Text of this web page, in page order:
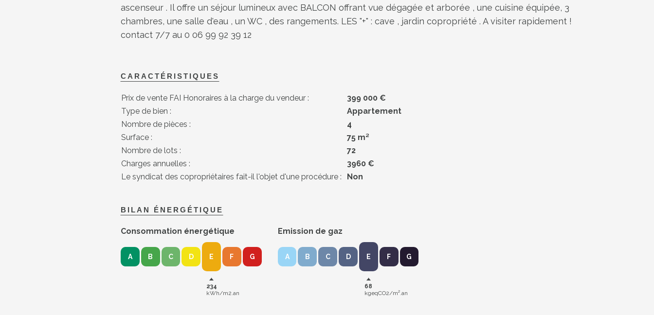
ascenseur . Il offre un séjour lumineux avec BALCON offrant vue dégagée et arborée , une cuisine équipée, 3
chambres, une salle d'eau , un WC , des rangements. LES "+" : cave , jardin copropriété . A visiter rapidement !
contact 7/7 au 0 06 99 92 39 12
CARACTÉRISTIQUES
Prix de vente FAI Honoraires à la charge du vendeur :
399 000 €
Type de bien :
Appartement
Nombre de pièces :
4
Surface :
75 m²
Nombre de lots :
72
Charges annuelles :
3960 €
Le syndicat des copropriétaires fait-il l'objet d'une procédure :
Non
BILAN ÉNERGÉTIQUE
Consommation énergétique
A B C D E
234
kWh/m2.an
F G
Emission de gaz
A B C D E
68
kgeqCO2/m².an
F G